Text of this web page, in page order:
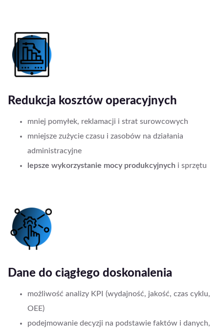
Redukcja kosztów operacyjnych
mniej pomyłek, reklamacji i strat surowcowych
mniejsze zużycie czasu i zasobów na działania
administracyjne
lepsze wykorzystanie mocy produkcyjnych i sprzętu
Dane do ciągłego doskonalenia
możliwość analizy KPI (wydajność, jakość, czas cyklu,
OEE)
podejmowanie decyzji na podstawie faktów i danych,